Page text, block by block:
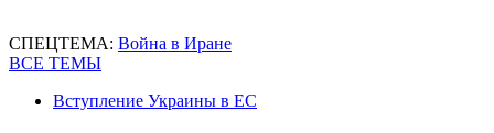
СПЕЦТЕМА: Война в Иране
ВСЕ ТЕМЫ
Вступление Украины в ЕС